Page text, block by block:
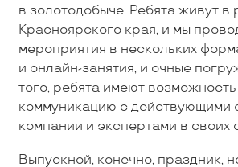
в золотодобыче. Ребята живут в
Красноярского края, и мы
мероприятия в нескольких
и онлайн-занятия, и очные
того, ребята имеют
коммуникацию с действующими
компании и экспертами в своих
Выпускной, конечно, праздник,